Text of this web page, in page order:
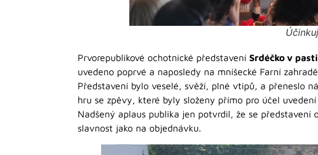
Prvorepublikové ochotnické představení Srdéčko v pasti
uvedeno poprvé a naposledy na mníšecké Farní
Představení bylo veselé, svěží, plné vtipů, a přeneslo
hru se zpěvy, které byly složeny přímo pro účel
Nadšený aplaus publika jen potvrdil, že se
slavnost jako na objednávku.